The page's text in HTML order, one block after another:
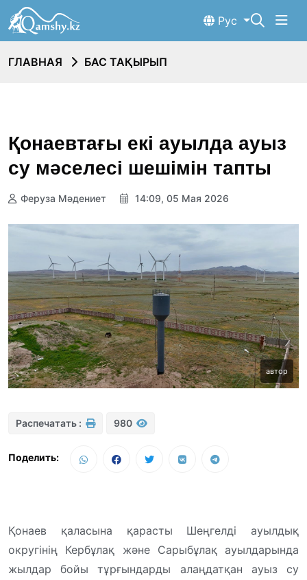
Рус
ГЛАВНАЯ БАС ТАҚЫРЫП
Қонаевтағы екі ауылда ауыз
су мәселесі шешімін тапты
Феруза Мәдениет 14:09, 05 Мая 2026
автор
Распечатать : 980
Поделить:
Қонаев қаласына қарасты Шеңгелді ауылдық
округінің Кербұлақ және Сарыбұлақ ауылдарында
жылдар бойы тұрғындарды алаңдатқан ауыз су